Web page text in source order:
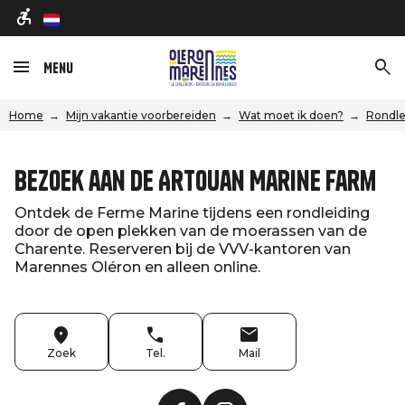
nl
Menu
Home Mijn vakantie voorbereiden Wat moet ik doen?
Bezoek aan de Artouan Marine Farm
Ontdek de Ferme Marine tijdens een rondleiding
door de open plekken van de moerassen van de
Charente. Reserveren bij de VVV-kantoren van
Marennes Oléron en alleen online.
Zoek Tel. Mail